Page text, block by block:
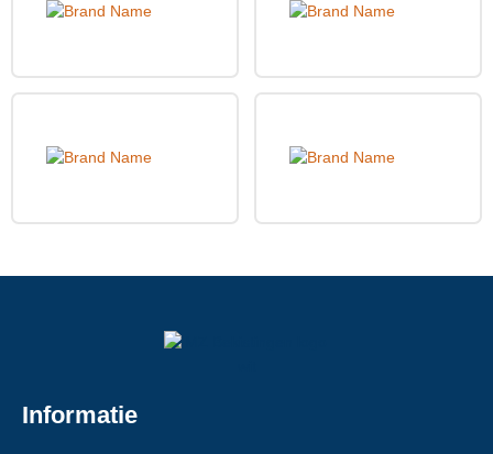
Informatie